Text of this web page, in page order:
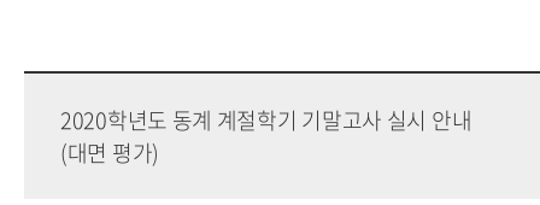
2020학년도 동계 계절학기 기말고사 실시 안내
(대면 평가)